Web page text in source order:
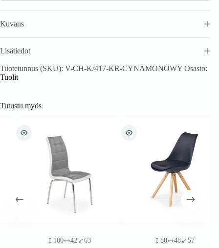
Kuvaus
Lisätiedot
Tuotetunnus (SKU): V-CH-K/417-KR-CYNAMONOWY Osasto:
Tuolit
Tutustu myös
100 42 63 48 57